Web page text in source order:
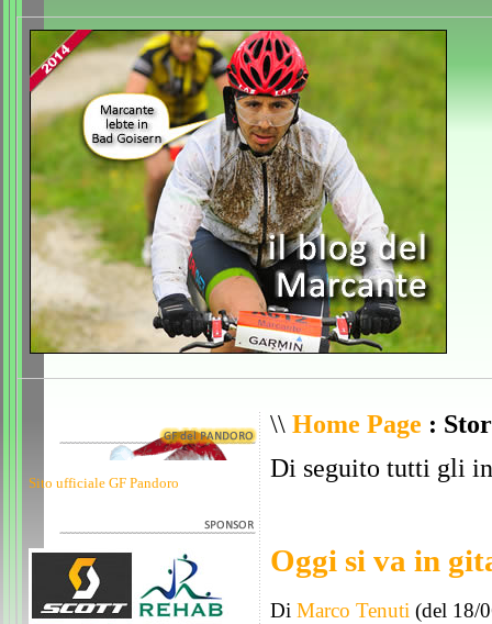
Sito ufficiale GF Pandoro
\\ Home Page :
Di seguito tutti gli
Oggi si va in
Di Marco Tenuti (del 18/